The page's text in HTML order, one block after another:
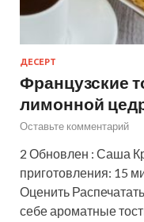
ДЕСЕРТ
Французские
лимонной
Оставьте комментарий
2 Обновлен : Саша
приготовления: 15
Оценить
себе ароматные